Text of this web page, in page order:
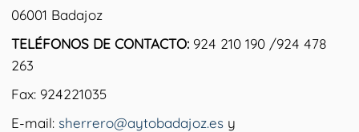
06001 Badajoz
TELÉFONOS DE CONTACTO:924 210 190 /924 478
263
Fax: 924221035
E-mail: sherrero@aytobadajoz.esy